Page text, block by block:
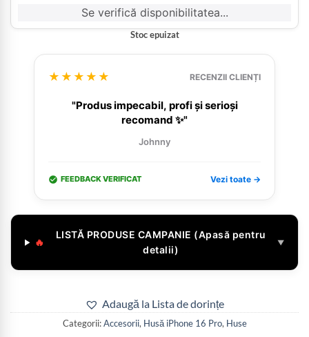
Se verifică disponibilitatea...
Stoc epuizat
★★★★★ RECENZII CLIENȚI
"Produs impecabil, profi și serioși
recomand ✨"
Johnny
FEEDBACK VERIFICAT Vezi toate →
🔥
LISTĂ PRODUSE CAMPANIE (Apasă pentru
detalii)
▼
Adaugă la Lista de dorințe
Categorii:Accesorii, Husă iPhone 16 Pro, Huse